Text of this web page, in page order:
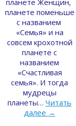
планете Женщин,
планете поменьше
с названием
«Семья» и на
совсем крохотной
планете с
названием
«Счастливая
семья». И тогда
мудрецы
планеты… Читать
далее →